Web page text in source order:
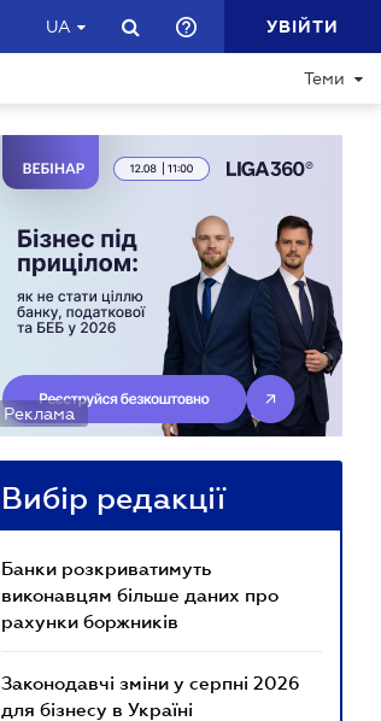
UA УВІЙТИ
Теми
Реклама
Вибір редакції
Банки розкриватимуть
виконавцям більше даних про
рахунки боржників
Законодавчі зміни у серпні 2026
для бізнесу в Україні